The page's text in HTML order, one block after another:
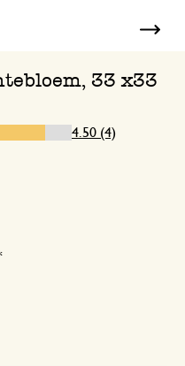
33 x33
4.50 (4)
score, geen toelichting
score, geen toelichting